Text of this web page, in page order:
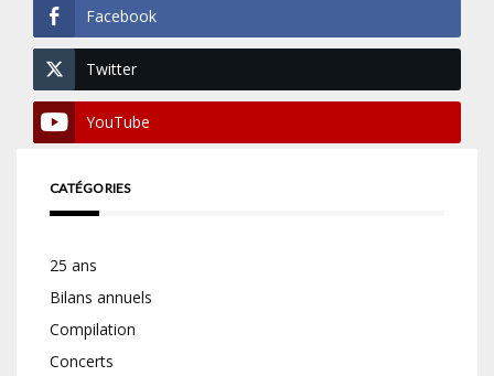
Facebook
Twitter
YouTube
CATÉGORIES
25 ans
Bilans annuels
Compilation
Concerts